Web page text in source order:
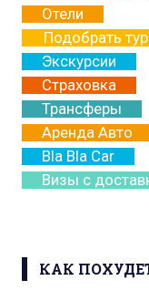
Отели
Подобрать тур
Экскурсии
Страховка
Трансферы
Аренда Авто
Bla Bla Car
Визы с
КАК